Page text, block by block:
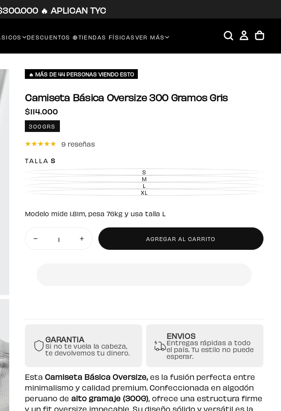
🔥 APLICAN TYC
DESCUENTOS 🔴TIENDAS FÍSICASVER MÁS
🔥 MÁS DE 44 PERSONAS VIENDO ESTO
Camiseta Básica Oversize 300 Gramos Gris
$114.000
Precio
regular
$114.000
300GRS
9 reseñas
TALLA S
SVARIANTE
AGOTADA
O
NO
DISPONIBLE
MVARIANTE
AGOTADA
O
NO
LVARIANTE
AGOTADA
O
XLVARIANTE
DISPONIBLE
Modelo mide 1.81m, pesa 76kg y usa talla L
Disminuir
Aumentar
cantidad
AGREGAR AL CARRITO
GARANTIA
Si no te vuela la cabeza,
te devolvemos tu dinero.
ENVIOS
Entregas rápidas a todo
el país. Tu estilo no puede
esperar.
EstaCamiseta Básica Oversize,es la fusión perfecta entre
minimalismo y calidad premium. Confeccionada en algodón
peruano de alto gramaje (300G), ofrece una estructura firme
y un fit oversize impecable. Su diseño sólido y versátil es la